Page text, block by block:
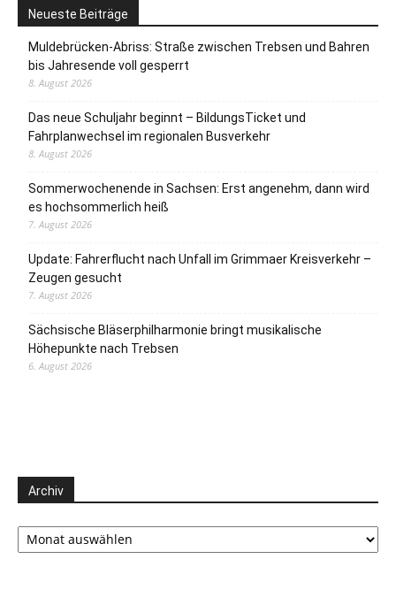
Neueste Beiträge
Muldebrücken-Abriss: Straße zwischen Trebsen und Bahren
bis Jahresende voll gesperrt
8. August 2026
Das neue Schuljahr beginnt – BildungsTicket und
Fahrplanwechsel im regionalen Busverkehr
8. August 2026
Sommerwochenende in Sachsen: Erst angenehm, dann wird
es hochsommerlich heiß
7. August 2026
Update: Fahrerflucht nach Unfall im Grimmaer Kreisverkehr –
Zeugen gesucht
7. August 2026
Sächsische Bläserphilharmonie bringt musikalische
Höhepunkte nach Trebsen
6. August 2026
Archiv
Archiv